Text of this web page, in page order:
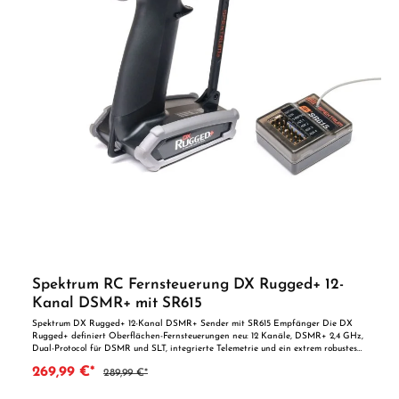
Spektrum RC Fernsteuerung DX Rugged+ 12-
Kanal DSMR+ mit SR615
Spektrum DX Rugged+ 12-Kanal DSMR+ Sender mit SR615 Empfänger Die DX
Rugged+ definiert Oberflächen-Fernsteuerungen neu: 12 Kanäle, DSMR+ 2,4 GHz,
Dual-Protocol für DSMR und SLT, integrierte Telemetrie und ein extrem robustes
User Interface machen die Bedienung auch bei Kälte, Regen oder Handschuhen
269,99 €* 289,99 €*